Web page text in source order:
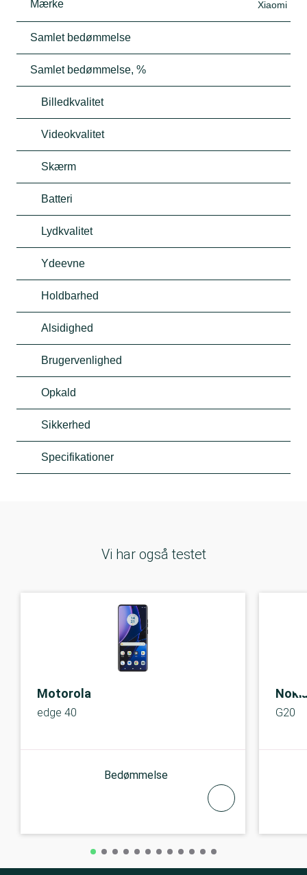
Mærke Xiaomi
Samlet bedømmelse
Samlet bedømmelse, %
Billedkvalitet
Videokvalitet
Skærm
Batteri
Lydkvalitet
Ydeevne
Holdbarhed
Alsidighed
Brugervenlighed
Opkald
Sikkerhed
Specifikationer
Vi har også testet
Motorola
edge 40
Bedømmelse
G20